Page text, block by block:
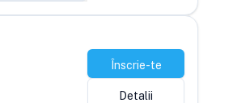
Înscrie-te
Detalii